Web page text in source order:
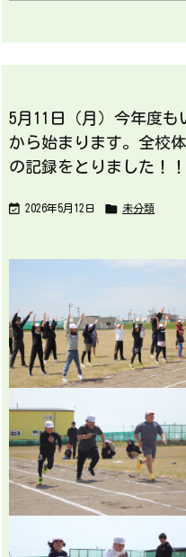
5月11日（月）今年度
から始まります。全校
の記録をとりました！！
 2026年5月12日  未分類